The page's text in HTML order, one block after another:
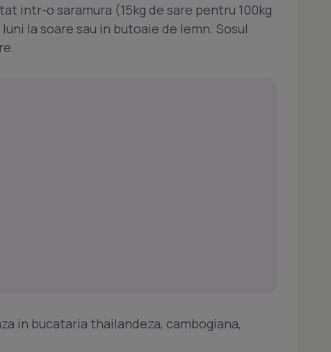
intr-o saramura (15kg de sare pentru 100kg
la soare sau in butoaie de lemn. Sosul
in bucataria thailandeza, cambogiana,